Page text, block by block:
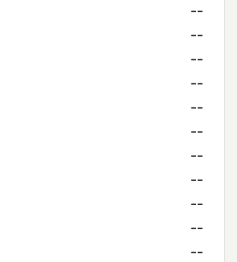
--
--
--
--
--
--
--
--
--
--
--